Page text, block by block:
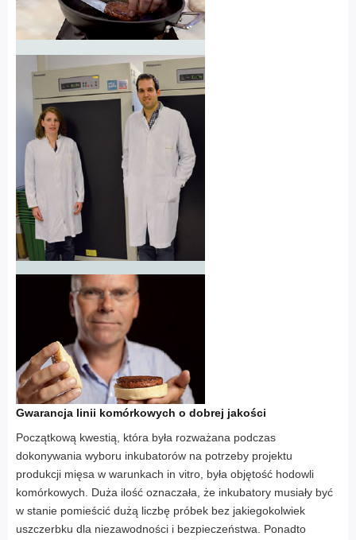
Gwarancja linii komórkowych o dobrej jakości
Początkową kwestią, która była rozważana podczas
dokonywania wyboru inkubatorów na potrzeby projektu
produkcji mięsa w warunkach in vitro, była objętość hodowli
komórkowych. Duża ilość oznaczała, że inkubatory musiały być
w stanie pomieścić dużą liczbę próbek bez jakiegokolwiek
uszczerbku dla niezawodności i bezpieczeństwa. Ponadto